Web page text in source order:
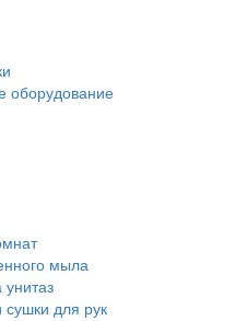
оборудование
мыла
для рук